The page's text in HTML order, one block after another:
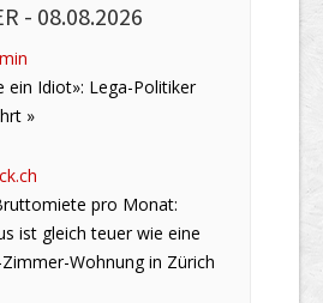
- 08.08.2026
ein Idiot»: Lega-Politiker
»
pro Monat:
ist gleich teuer wie eine
Wohnung in Zürich